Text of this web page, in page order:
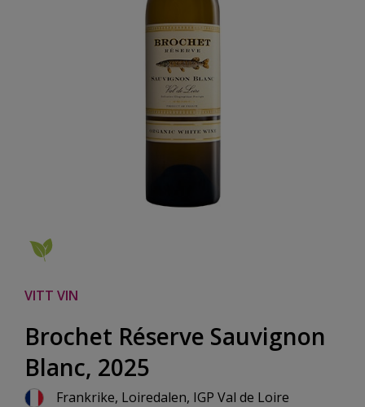
VITT VIN
Brochet Réserve Sauvignon
Blanc, 2025
Frankrike, Loiredalen, IGP Val de Loire